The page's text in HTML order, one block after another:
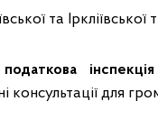
та
інспекція
консультації для